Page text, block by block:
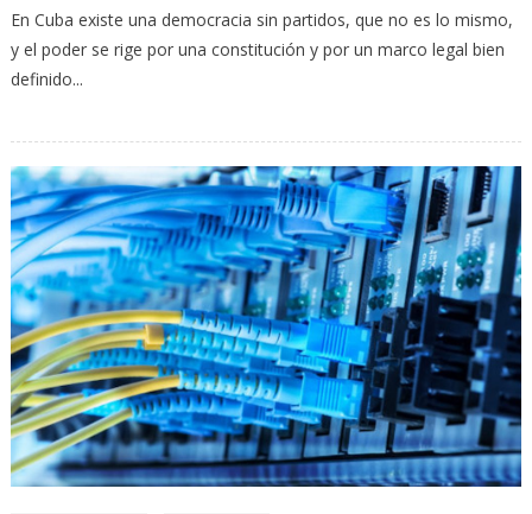
En Cuba existe una democracia sin partidos, que no es lo mismo,
y el poder se rige por una constitución y por un marco legal bien
definido...